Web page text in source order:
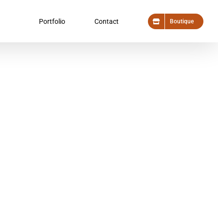
Portfolio Contact Boutique